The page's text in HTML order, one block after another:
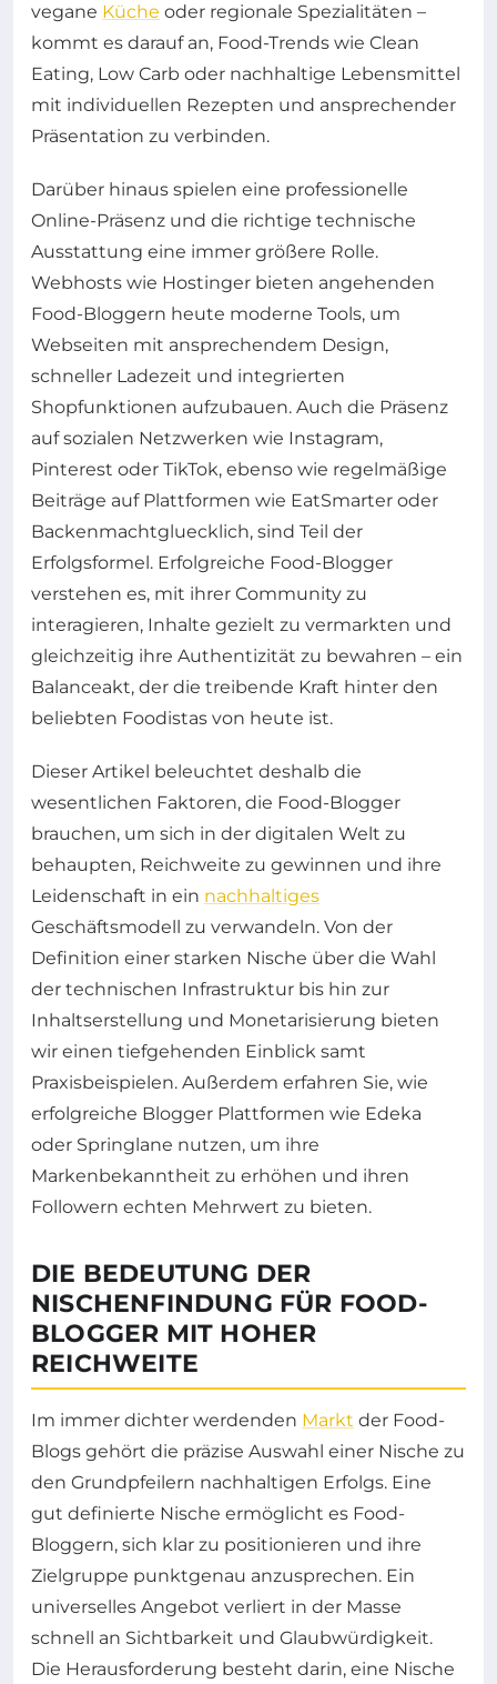
vegane Küche oder regionale Spezialitäten –
kommt es darauf an, Food-Trends wie Clean
Eating, Low Carb oder nachhaltige Lebensmittel
mit individuellen Rezepten und ansprechender
Präsentation zu verbinden.
Darüber hinaus spielen eine professionelle
Online-Präsenz und die richtige technische
Ausstattung eine immer größere Rolle.
Webhosts wie Hostinger bieten angehenden
Food-Bloggern heute moderne Tools, um
Webseiten mit ansprechendem Design,
schneller Ladezeit und integrierten
Shopfunktionen aufzubauen. Auch die Präsenz
auf sozialen Netzwerken wie Instagram,
Pinterest oder TikTok, ebenso wie regelmäßige
Beiträge auf Plattformen wie EatSmarter oder
Backenmachtgluecklich, sind Teil der
Erfolgsformel. Erfolgreiche Food-Blogger
verstehen es, mit ihrer Community zu
interagieren, Inhalte gezielt zu vermarkten und
gleichzeitig ihre Authentizität zu bewahren – ein
Balanceakt, der die treibende Kraft hinter den
beliebten Foodistas von heute ist.
Dieser Artikel beleuchtet deshalb die
wesentlichen Faktoren, die Food-Blogger
brauchen, um sich in der digitalen Welt zu
behaupten, Reichweite zu gewinnen und ihre
Leidenschaft in ein nachhaltiges
Geschäftsmodell zu verwandeln. Von der
Definition einer starken Nische über die Wahl
der technischen Infrastruktur bis hin zur
Inhaltserstellung und Monetarisierung bieten
wir einen tiefgehenden Einblick samt
Praxisbeispielen. Außerdem erfahren Sie, wie
erfolgreiche Blogger Plattformen wie Edeka
oder Springlane nutzen, um ihre
Markenbekanntheit zu erhöhen und ihren
Followern echten Mehrwert zu bieten.
DIE BEDEUTUNG DER
NISCHENFINDUNG FÜR FOOD-
BLOGGER MIT HOHER
REICHWEITE
Im immer dichter werdenden Markt der Food-
Blogs gehört die präzise Auswahl einer Nische zu
den Grundpfeilern nachhaltigen Erfolgs. Eine
gut definierte Nische ermöglicht es Food-
Bloggern, sich klar zu positionieren und ihre
Zielgruppe punktgenau anzusprechen. Ein
universelles Angebot verliert in der Masse
schnell an Sichtbarkeit und Glaubwürdigkeit.
Die Herausforderung besteht darin, eine Nische